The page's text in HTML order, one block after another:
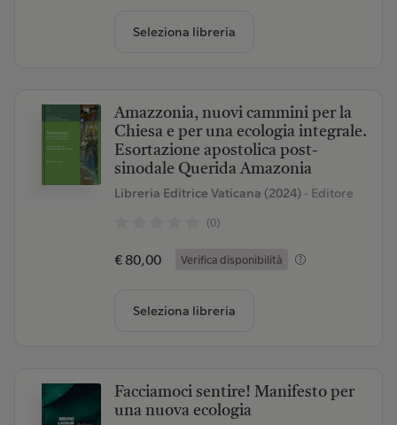
Seleziona libreria
Amazzonia, nuovi cammini per la
Chiesa e per una ecologia integrale.
Esortazione apostolica post-
sinodale Querida Amazonia
Libreria Editrice Vaticana (2024)- Editore
(0)
€ 80,00 Verifica disponibilità
Seleziona libreria
Facciamoci sentire! Manifesto per
una nuova ecologia